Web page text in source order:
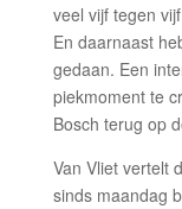
veel vijf tegen
En daarnaast
gedaan. Een
piekmoment te
Bosch terug op
Van Vliet vertelt
sinds maandag